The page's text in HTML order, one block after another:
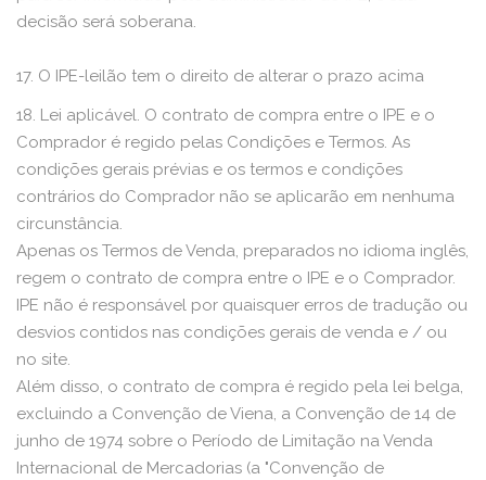
decisão será soberana.
17. O IPE-leilão tem o direito de alterar o prazo acima
18. Lei aplicável. O contrato de compra entre o IPE e o
Comprador é regido pelas Condições e Termos. As
condições gerais prévias e os termos e condições
contrários do Comprador não se aplicarão em nenhuma
circunstância.
Apenas os Termos de Venda, preparados no idioma inglês,
regem o contrato de compra entre o IPE e o Comprador.
IPE não é responsável por quaisquer erros de tradução ou
desvios contidos nas condições gerais de venda e / ou
no site.
Além disso, o contrato de compra é regido pela lei belga,
excluindo a Convenção de Viena, a Convenção de 14 de
junho de 1974 sobre o Período de Limitação na Venda
Internacional de Mercadorias (a "Convenção de